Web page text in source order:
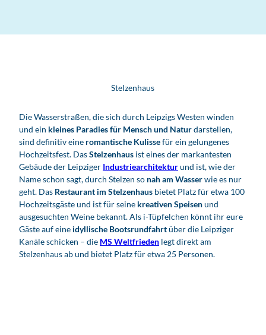
Stelzenhaus
Die Wasserstraßen, die sich durch Leipzigs Westen winden
und ein kleines Paradies für Mensch und Naturdarstellen,
sind definitiv eine romantische Kulissefür ein gelungenes
Hochzeitsfest. DasStelzenhaus ist eines der markantesten
Gebäude der Leipziger Industriearchitekturund ist, wie der
Name schon sagt, durch Stelzen so nah am Wasserwie es nur
geht. Das Restaurant im Stelzenhaus bietet Platz für etwa 100
Hochzeitsgäste und ist für seine kreativen Speisenund
ausgesuchten Weine bekannt. Als i-Tüpfelchen könnt ihr eure
Gäste auf eine idyllische Bootsrundfahrtüber die Leipziger
Kanäle schicken – die MS Weltfrieden legt direkt am
Stelzenhaus ab und bietet Platz für etwa 25 Personen.